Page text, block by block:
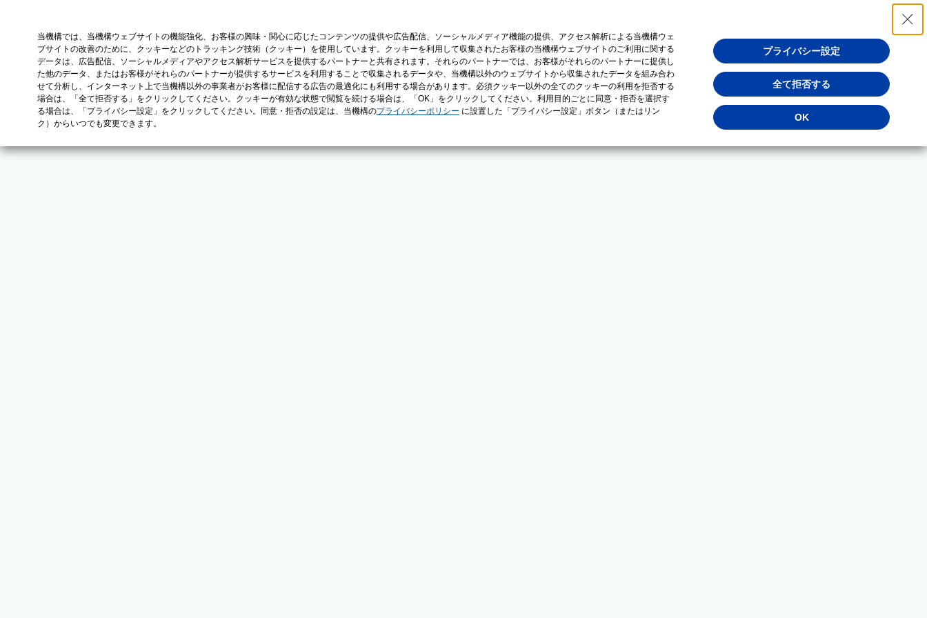
当機構では、当機構ウェブサイトの機能強化、お客様の興味・関心に応じたコンテンツの提供や広告配信、ソーシャルメディア機能の提供、アクセス解析による当機構ウェ
ブサイトの改善のために、クッキーなどのトラッキング技術（クッキー）を使用しています。クッキーを利用して収集されたお客様の当機構ウェブサイトのご利用に関する
データは、広告配信、ソーシャルメディアやアクセス解析サービスを提供するパートナーと共有されます。それらのパートナーでは、お客様がそれらのパートナーに提供し
た他のデータ、またはお客様がそれらのパートナーが提供するサービスを利用することで収集されるデータや、当機構以外のウェブサイトから収集されたデータを組み合わ
せて分析し、インターネット上で当機構以外の事業者がお客様に配信する広告の最適化にも利用する場合があります。必須クッキー以外の全てのクッキーの利用を拒否する
場合は、「全て拒否する」をクリックしてください。クッキーが有効な状態で閲覧を続ける場合は、「OK」をクリックしてください。利用目的ごとに同意・拒否を選択す
る場合は、「プライバシー設定」をクリックしてください。同意・拒否の設定は、当機構のプライバシーポリシー に設置した「プライバシー設定」ボタン（またはリン
ク）からいつでも変更できます。
プライバシー設定
全て拒否する
OK